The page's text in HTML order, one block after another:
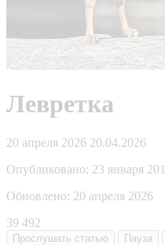
Левретка
20 апреля 2026 20.04.2026
Опубликовано: 23 января
Обновлено: 20 апреля 2026
39 492
Прослушать статью Пауза